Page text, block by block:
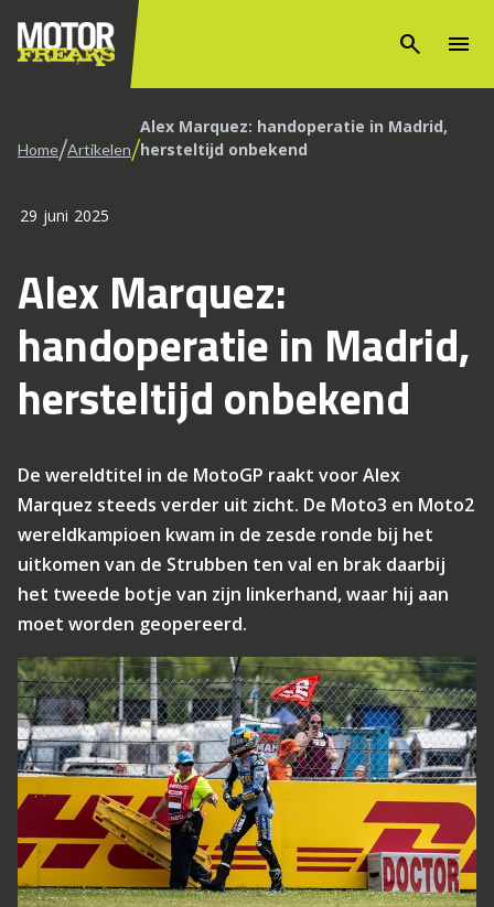
search menu
Home/Artikelen/Alex Marquez: handoperatie in Madrid,
hersteltijd onbekend
29 juni 2025
Alex Marquez:
handoperatie in Madrid,
hersteltijd onbekend
De wereldtitel in de MotoGP raakt voor Alex
Marquez steeds verder uit zicht. De Moto3 en Moto2
wereldkampioen kwam in de zesde ronde bij het
uitkomen van de Strubben ten val en brak daarbij
het tweede botje van zijn linkerhand, waar hij aan
moet worden geopereerd.